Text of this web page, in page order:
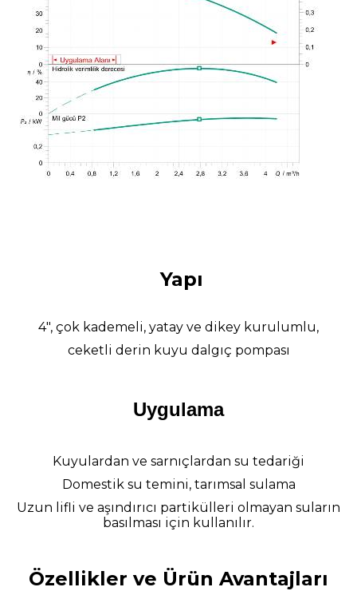
Yapı
4", çok kademeli, yatay ve dikey kurulumlu,
ceketli derin kuyu dalgıç pompası
Uygulama
Kuyulardan ve sarnıçlardan su tedariği
Domestik su temini, tarımsal sulama
Uzun lifli ve aşındırıcı partikülleri olmayan suların
basılması için kullanılır.
Özellikler ve Ürün Avantajları